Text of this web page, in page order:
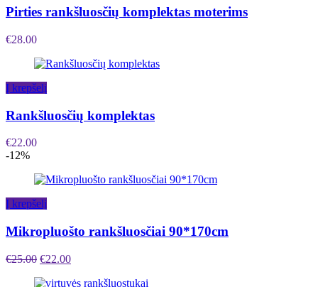
Pirties rankšluosčių komplektas moterims
€28.00
Į krepšelį
Rankšluosčių komplektas
€22.00
-12%
Į krepšelį
Mikropluošto rankšluosčiai 90*170cm
€25.00 €22.00